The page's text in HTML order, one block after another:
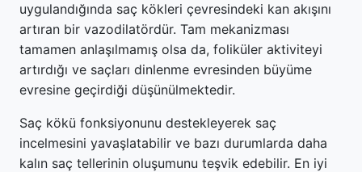
uygulandığında saç kökleri çevresindeki kan akışını
artıran bir vazodilatördür. Tam mekanizması
tamamen anlaşılmamış olsa da, foliküler aktiviteyi
artırdığı ve saçları dinlenme evresinden büyüme
evresine geçirdiği düşünülmektedir.
Saç kökü fonksiyonunu destekleyerek saç
incelmesini yavaşlatabilir ve bazı durumlarda daha
kalın saç tellerinin oluşumunu teşvik edebilir. En iyi